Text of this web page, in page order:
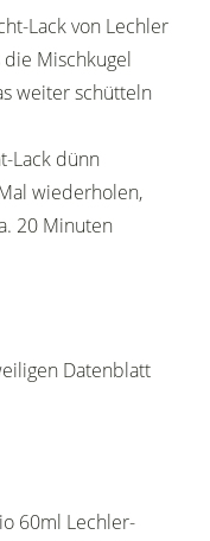
Lack von Lechler
Mischkugel
weiter schütteln
Lack dünn
wiederholen,
20 Minuten
Datenblatt
60ml Lechler-